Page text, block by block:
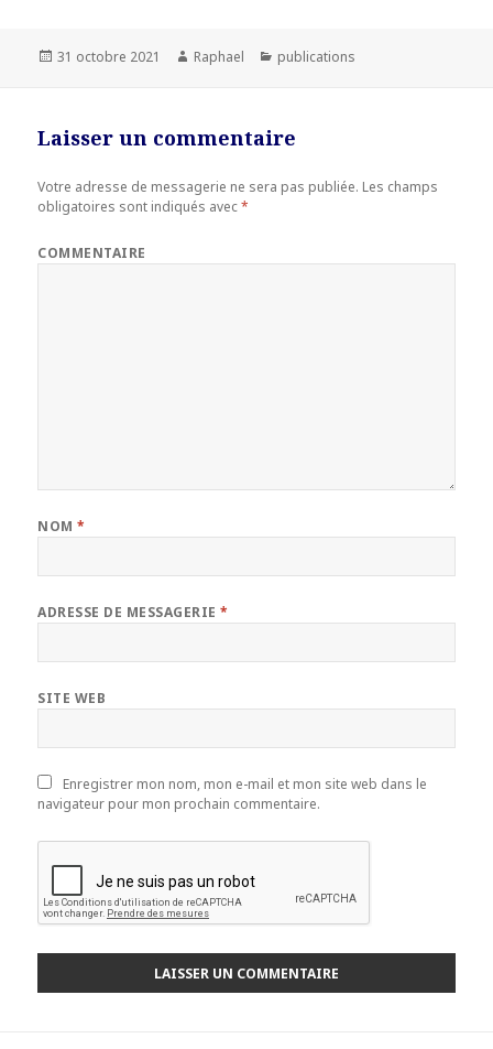
Publié
31 octobre 2021 Auteur
Raphael Catégories
publications
Laisser un commentaire
Votre adresse de messagerie ne sera pas publiée. Les champs
obligatoires sont indiqués avec*
COMMENTAIRE
NOM*
ADRESSE DE MESSAGERIE*
SITE WEB
Enregistrer mon nom, mon e-mail et mon site web dans le
navigateur pour mon prochain commentaire.